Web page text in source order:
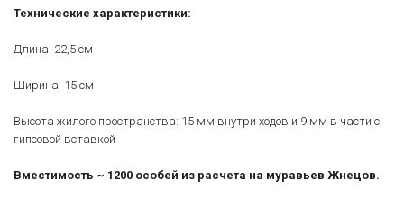
Технические характеристики:
Длина: 22,5 см
Ширина: 15 см
Высота жилого пространства: 15 мм внутри ходов и 9 мм в части с
гипсовой вставкой
Вместимость ~ 1200 особей из расчета на муравьев Жнецов.